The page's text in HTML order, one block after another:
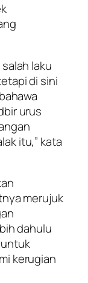
laku
di sini
urus
itu,” kata
merujuk
dahulu
kerugian